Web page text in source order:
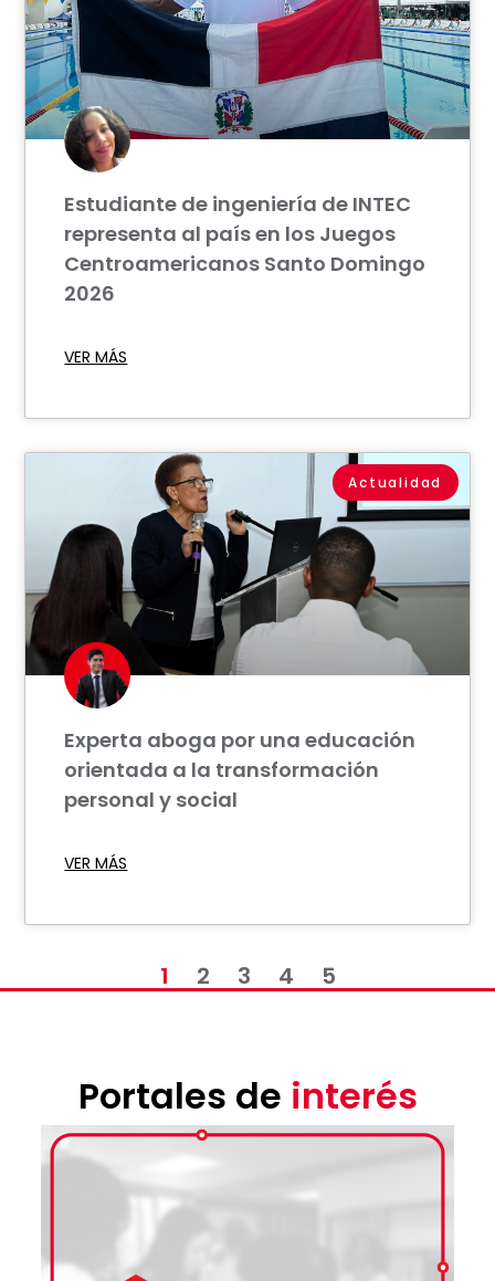
Estudiante de ingeniería de INTEC
representa al país en los Juegos
Centroamericanos Santo Domingo
2026
VER MÁS
Actualidad
Experta aboga por una educación
orientada a la transformación
personal y social
VER MÁS
1 2 3 4 5
Portales de interés